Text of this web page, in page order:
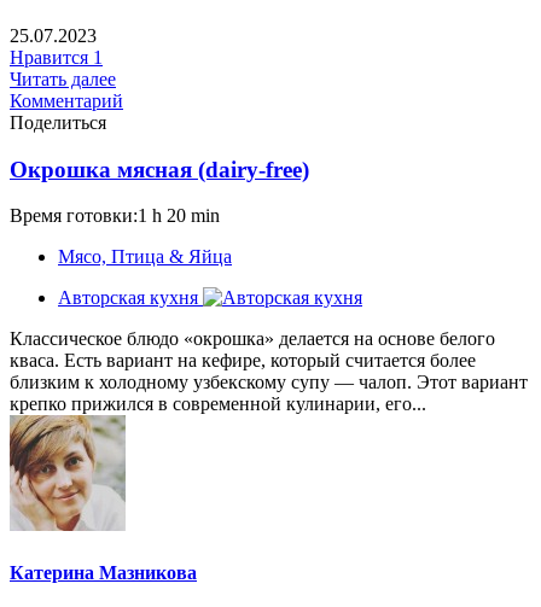
25.07.2023
Нравится 1
Читать далее
Комментарий
Поделиться
Окрошка мясная (dairy-free)
Время готовки:1 h 20 min
Мясо, Птица & Яйца
Авторская кухня
Классическое блюдо «окрошка» делается на основе белого
кваса. Есть вариант на кефире, который считается более
близким к холодному узбекскому супу — чалоп. Этот вариант
крепко прижился в современной кулинарии, его...
Катерина Мазникова